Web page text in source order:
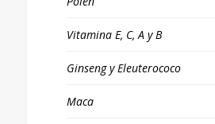
Vitamina E, C, A y B
Ginseng y Eleuterococo
Maca